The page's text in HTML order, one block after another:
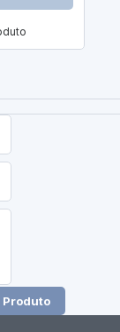
Produto